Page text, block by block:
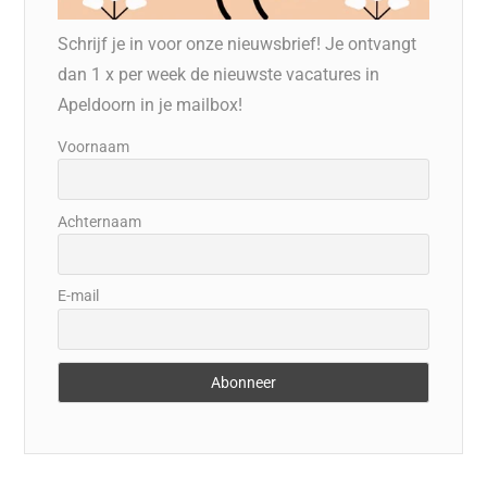
Schrijf je in voor onze nieuwsbrief! Je ontvangt
dan 1 x per week de nieuwste vacatures in
Apeldoorn in je mailbox!
Voornaam
Achternaam
E-mail